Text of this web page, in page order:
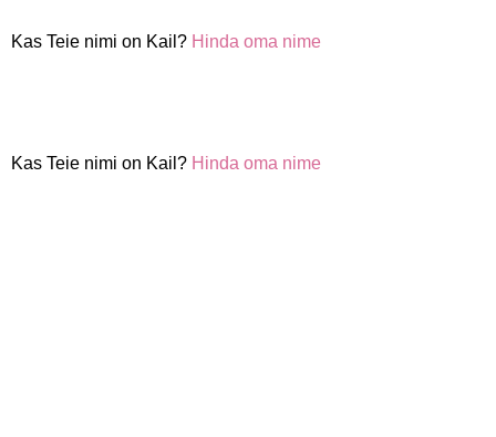
Kas Teie nimi on Kail? Hinda oma nime
Kas Teie nimi on Kail? Hinda oma nime